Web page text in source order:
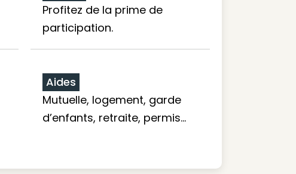
Profitez de la prime de
participation.
Aides
Mutuelle, logement, garde
d’enfants, retraite, permis…